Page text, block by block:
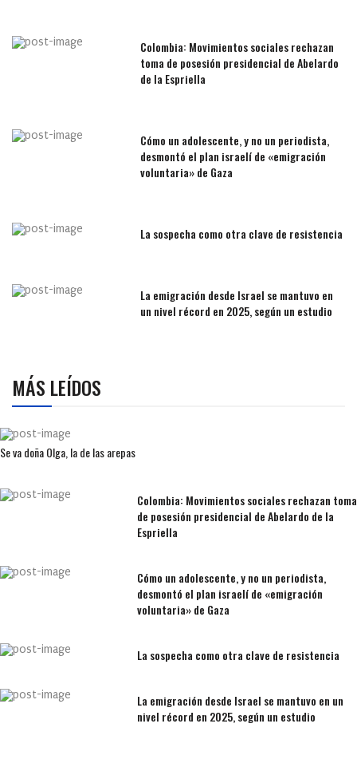
Colombia: Movimientos sociales rechazan
toma de posesión presidencial de Abelardo
de la Espriella
Cómo un adolescente, y no un periodista,
desmontó el plan israelí de «emigración
voluntaria» de Gaza
La sospecha como otra clave de resistencia
La emigración desde Israel se mantuvo en
un nivel récord en 2025, según un estudio
MÁS LEÍDOS
Se va doña Olga, la de las arepas
Colombia: Movimientos sociales rechazan toma
de posesión presidencial de Abelardo de la
Espriella
Cómo un adolescente, y no un periodista,
desmontó el plan israelí de «emigración
voluntaria» de Gaza
La sospecha como otra clave de resistencia
La emigración desde Israel se mantuvo en un
nivel récord en 2025, según un estudio